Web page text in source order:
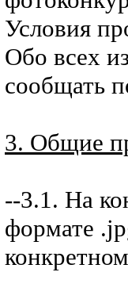
Условия
Обо всех
сообщать
3. Общие
--3.1. На
формате